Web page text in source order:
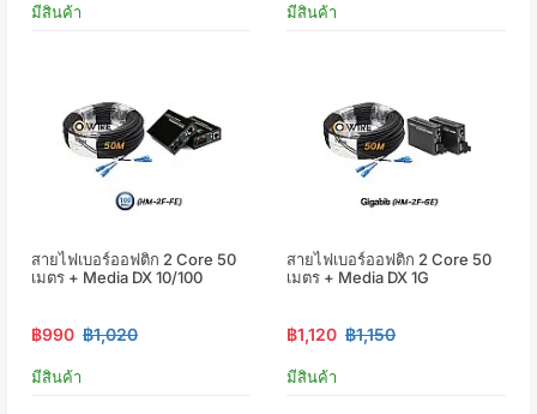
มีสินค้า มีสินค้า
สายไฟเบอร์ออฟติก 2 Core 50
เมตร + Media DX 10/100
฿990 ฿1,020
มีสินค้า
สายไฟเบอร์ออฟติก 2 Core 50
เมตร + Media DX 1G
฿1,120 ฿1,150
มีสินค้า